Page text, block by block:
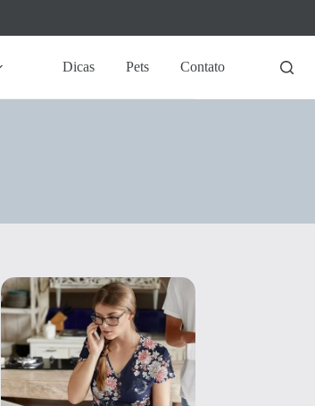
Dicas Pets Contato